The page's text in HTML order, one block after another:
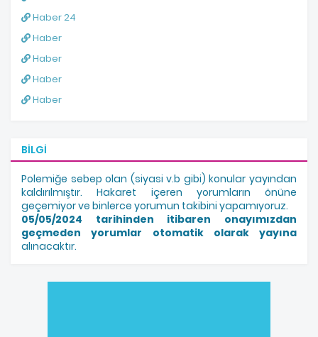
Haber 24
Haber
Haber
Haber
Haber
BILGI
Polemiğe sebep olan (siyasi v.b gibi) konular yayından
kaldırılmıştır. Hakaret içeren yorumların önüne
geçemiyor ve binlerce yorumun takibini yapamıyoruz.
05/05/2024 tarihinden itibaren onayımızdan
geçmeden yorumlar otomatik olarak yayına
alınacaktır.